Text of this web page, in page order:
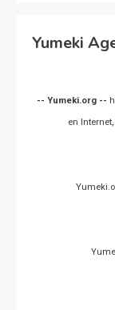
Yumeki
-- Yumeki.org --
en